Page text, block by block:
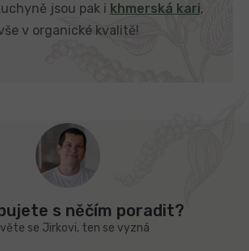
jsou pak i khmerská kari,
v organické kvalitě!
s něčím poradit?
se Jirkovi, ten se vyzná